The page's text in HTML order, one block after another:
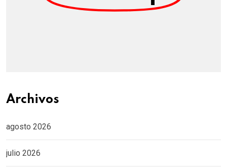
Archivos
agosto 2026
julio 2026